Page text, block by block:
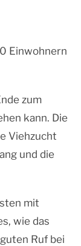
Einwohnern
zum
kann. Die
Viehzucht
und die
mit
wie das
Ruf bei